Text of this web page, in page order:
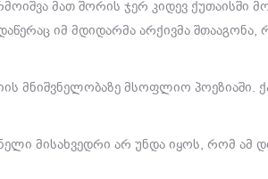
მათ შორის ჯერ კიდევ ქუთაისში
იმ მდიდარმა არქივმა
მნიშვნელობაზე მსოფლიო პოეზიაში.
მისახვედრი არ უნდა იყოს, რომ ამ